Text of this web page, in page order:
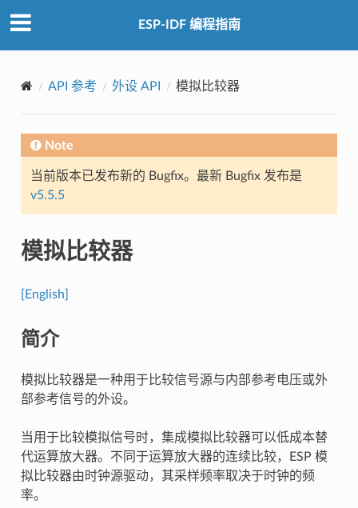
ESP-IDF 编程指南
API 参考 外设 API 模拟比较器
Note
当前版本已发布新的 Bugfix。最新 Bugfix 发布是
v5.5.5
模拟比较器
[English]
简介
模拟比较器是一种用于比较信号源与内部参考电压或外
部参考信号的外设。
当用于比较模拟信号时，集成模拟比较器可以低成本替
代运算放大器。不同于运算放大器的连续比较，ESP 模
拟比较器由时钟源驱动，其采样频率取决于时钟的频
率。